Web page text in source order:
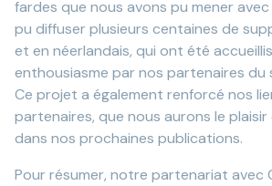
fardes que nous avons pu mener
pu diffuser plusieurs centaines de
et en néerlandais, qui ont été
enthousiasme par nos partenaires du
Ce projet a également renforcé nos
partenaires, que nous aurons le
dans nos prochaines publications.
Pour résumer, notre partenariat avec